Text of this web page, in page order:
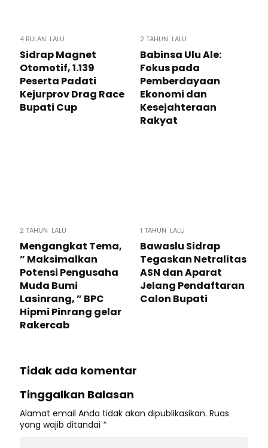
4 BULAN LALU
Sidrap Magnet
Otomotif, 1.139
Peserta Padati
Kejurprov Drag Race
Bupati Cup
2 TAHUN LALU
Babinsa Ulu Ale:
Fokus pada
Pemberdayaan
Ekonomi dan
Kesejahteraan
Rakyat
2 TAHUN LALU
Mengangkat Tema,
” Maksimalkan
Potensi Pengusaha
Muda Bumi
Lasinrang, ” BPC
Hipmi Pinrang gelar
Rakercab
1 TAHUN LALU
Bawaslu Sidrap
Tegaskan Netralitas
ASN dan Aparat
Jelang Pendaftaran
Calon Bupati
Tidak ada komentar
Tinggalkan Balasan
Alamat email Anda tidak akan dipublikasikan. Ruas
yang wajib ditandai *